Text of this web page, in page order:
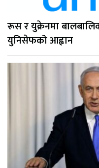
रूस र युक्रेनमा
युनिसेफको आह्वान